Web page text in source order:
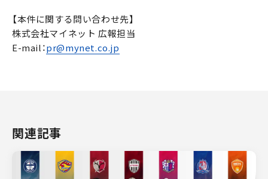
【本件に関する問い合わせ先】
株式会社マイネット 広報担当
E-mail：pr@mynet.co.jp
関連記事